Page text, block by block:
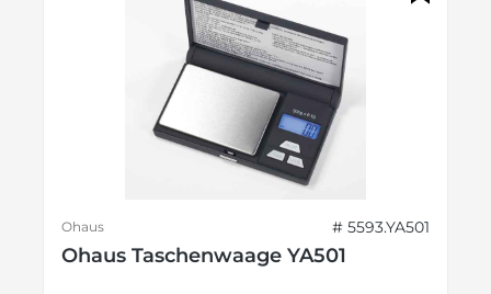
Ohaus # 5593.YA501
Ohaus Taschenwaage YA501